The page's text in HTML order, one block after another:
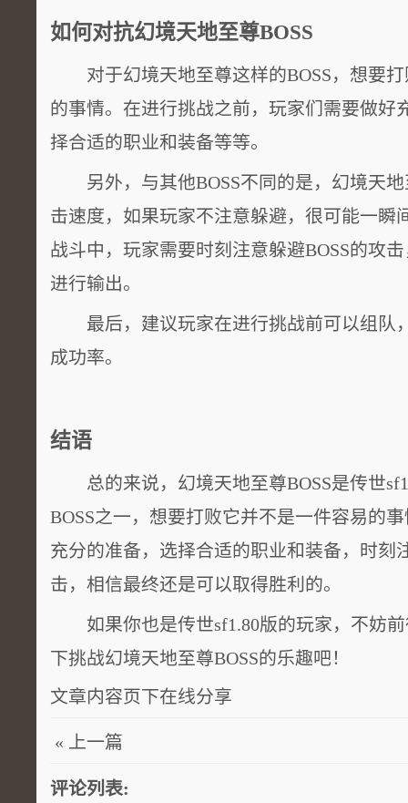
如何对抗幻境天地至尊BOSS
对于幻境天地至尊这样的BOSS，想要打
的事情。在进行挑战之前，玩家们需要做好
择合适的职业和装备等等。
另外，与其他BOSS不同的是，幻境天地
击速度，如果玩家不注意躲避，很可能一瞬
战斗中，玩家需要时刻注意躲避BOSS的攻
进行输出。
最后，建议玩家在进行挑战前可以组队
成功率。
结语
总的来说，幻境天地至尊BOSS是传世
BOSS之一，想要打败它并不是一件容易的
充分的准备，选择合适的职业和装备，时刻
击，相信最终还是可以取得胜利的。
如果你也是传世sf1.80版的玩家，不妨前
下挑战幻境天地至尊BOSS的乐趣吧！
文章内容页下在线分享
« 上一篇
评论列表: